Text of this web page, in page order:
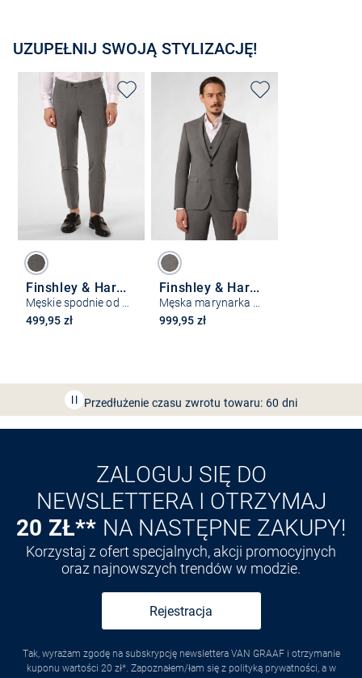
UZUPEŁNIJ SWOJĄ STYLIZACJĘ!
Finshley & Harding London
499,95 zł
Finshley & Harding London
999,95 zł
Przedłużenie czasu zwrotu towaru: 60 dni
Odkryj aplikację VANGRAAF
ZALOGUJ SIĘ DO
NEWSLETTERA I OTRZYMAJ
20 ZŁ** NA NASTĘPNE ZAKUPY!
Korzystaj z ofert specjalnych, akcji promocyjnych
oraz najnowszych trendów w modzie.
Rejestracja
Tak, wyrażam zgodę na subskrypcję newslettera VAN GRAAF i otrzymanie
kuponu wartości 20 zł*. Zapoznałem/łam się z polityką prywatności, a w